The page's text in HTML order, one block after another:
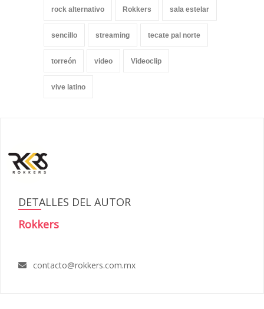
rock alternativo Rokkers sala estelar
sencillo streaming tecate pal norte
torreón video Videoclip
vive latino
DETALLES DEL AUTOR
Rokkers
contacto@rokkers.com.mx